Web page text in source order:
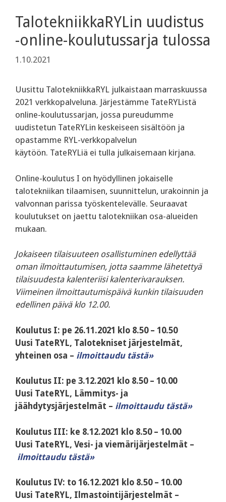
TalotekniikkaRYLin uudistus
-online-koulutussarja tulossa
1.10.2021
Uusittu TalotekniikkaRYL julkaistaan marraskuussa
2021 verkkopalveluna. Järjestämme TateRYListä
online-koulutussarjan, jossa pureudumme
uudistetun TateRYLin keskeiseen sisältöön ja
opastamme RYL-verkkopalvelun
käytöön. TateRYLiä ei tulla julkaisemaan kirjana.
Online-koulutus I on hyödyllinen jokaiselle
talotekniikan tilaamisen, suunnittelun, urakoinnin ja
valvonnan parissa työskentelevälle. Seuraavat
koulutukset on jaettu talotekniikan osa-alueiden
mukaan.
Jokaiseen tilaisuuteen osallistuminen edellyttää
oman ilmoittautumisen, jotta saamme lähetettyä
tilaisuudesta kalenteriisi kalenterivarauksen.
Viimeinen ilmoittautumispäivä kunkin tilaisuuden
edellinen päivä klo 12.00.
Koulutus I: pe 26.11.2021 klo 8.50 – 10.50
Uusi TateRYL, Talotekniset järjestelmät,
yhteinen osa – ilmoittaudu tästä»
Koulutus II: pe 3.12.2021 klo 8.50 – 10.00
Uusi TateRYL, Lämmitys- ja
jäähdytysjärjestelmät – ilmoittaudu tästä»
Koulutus III: ke 8.12.2021 klo 8.50 – 10.00
Uusi TateRYL, Vesi- ja viemärijärjestelmät –
ilmoittaudu tästä»
Koulutus IV: to 16.12.2021 klo 8.50 – 10.00
Uusi TateRYL, Ilmastointijärjestelmät –